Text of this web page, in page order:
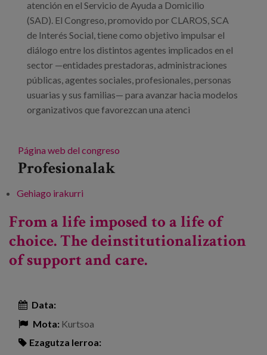
atención en el Servicio de Ayuda a Domicilio
(SAD). El Congreso, promovido por CLAROS, SCA
de Interés Social, tiene como objetivo impulsar el
diálogo entre los distintos agentes implicados en el
sector —entidades prestadoras, administraciones
públicas, agentes sociales, profesionales, personas
usuarias y sus familias— para avanzar hacia modelos
organizativos que favorezcan una atenci
Página web del congreso
Profesionalak
Gehiago irakurri
Persona -ri buruz
From a life imposed to a life of
choice. The deinstitutionalization
of support and care.
Data:
Mota: Kurtsoa
Ezagutza lerroa: